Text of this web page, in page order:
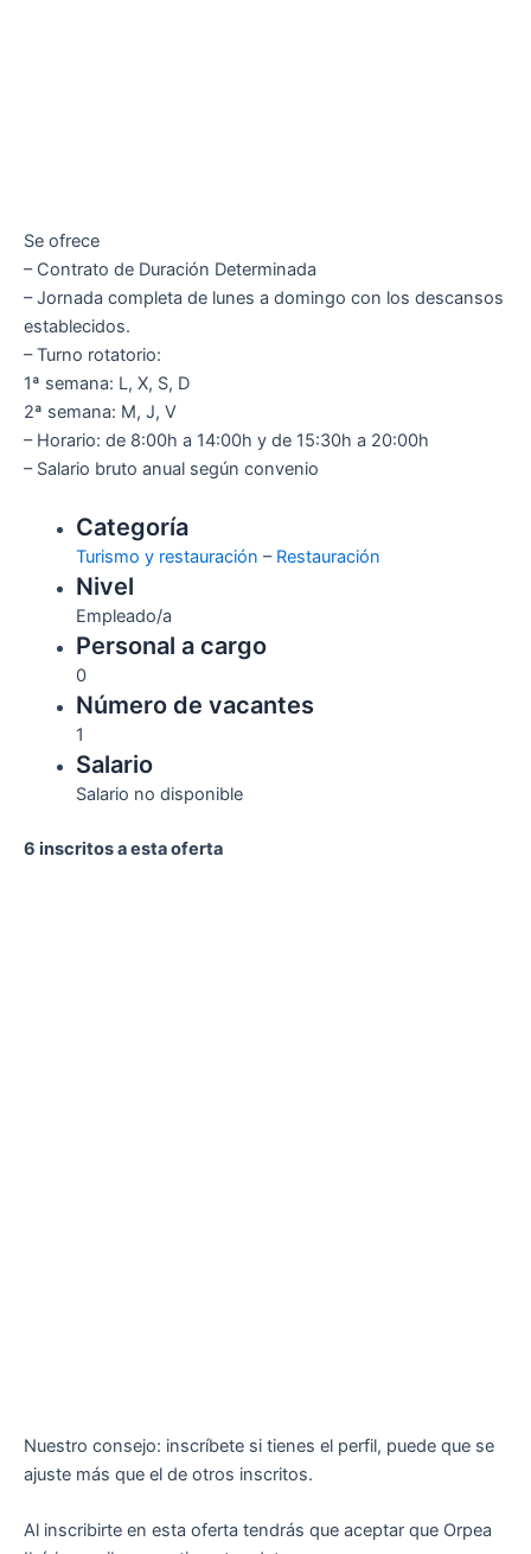
Se ofrece
– Contrato de Duración Determinada
– Jornada completa de lunes a domingo con los descansos
establecidos.
– Turno rotatorio:
1ª semana: L, X, S, D
2ª semana: M, J, V
– Horario: de 8:00h a 14:00h y de 15:30h a 20:00h
– Salario bruto anual según convenio
Categoría
Turismo y restauración – Restauración
Nivel
Empleado/a
Personal a cargo
0
Número de vacantes
1
Salario
Salario no disponible
6 inscritos a esta oferta
Nuestro consejo: inscríbete si tienes el perfil, puede que se
ajuste más que el de otros inscritos.
Al inscribirte en esta oferta tendrás que aceptar que Orpea